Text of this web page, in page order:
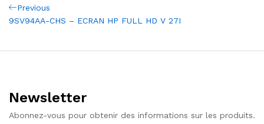
Navigation
l’article
Previous
Post
Previous
9SV94AA-CHS – ECRAN HP FULL HD V 27I
Newsletter
Abonnez-vous pour obtenir des informations sur les produits.